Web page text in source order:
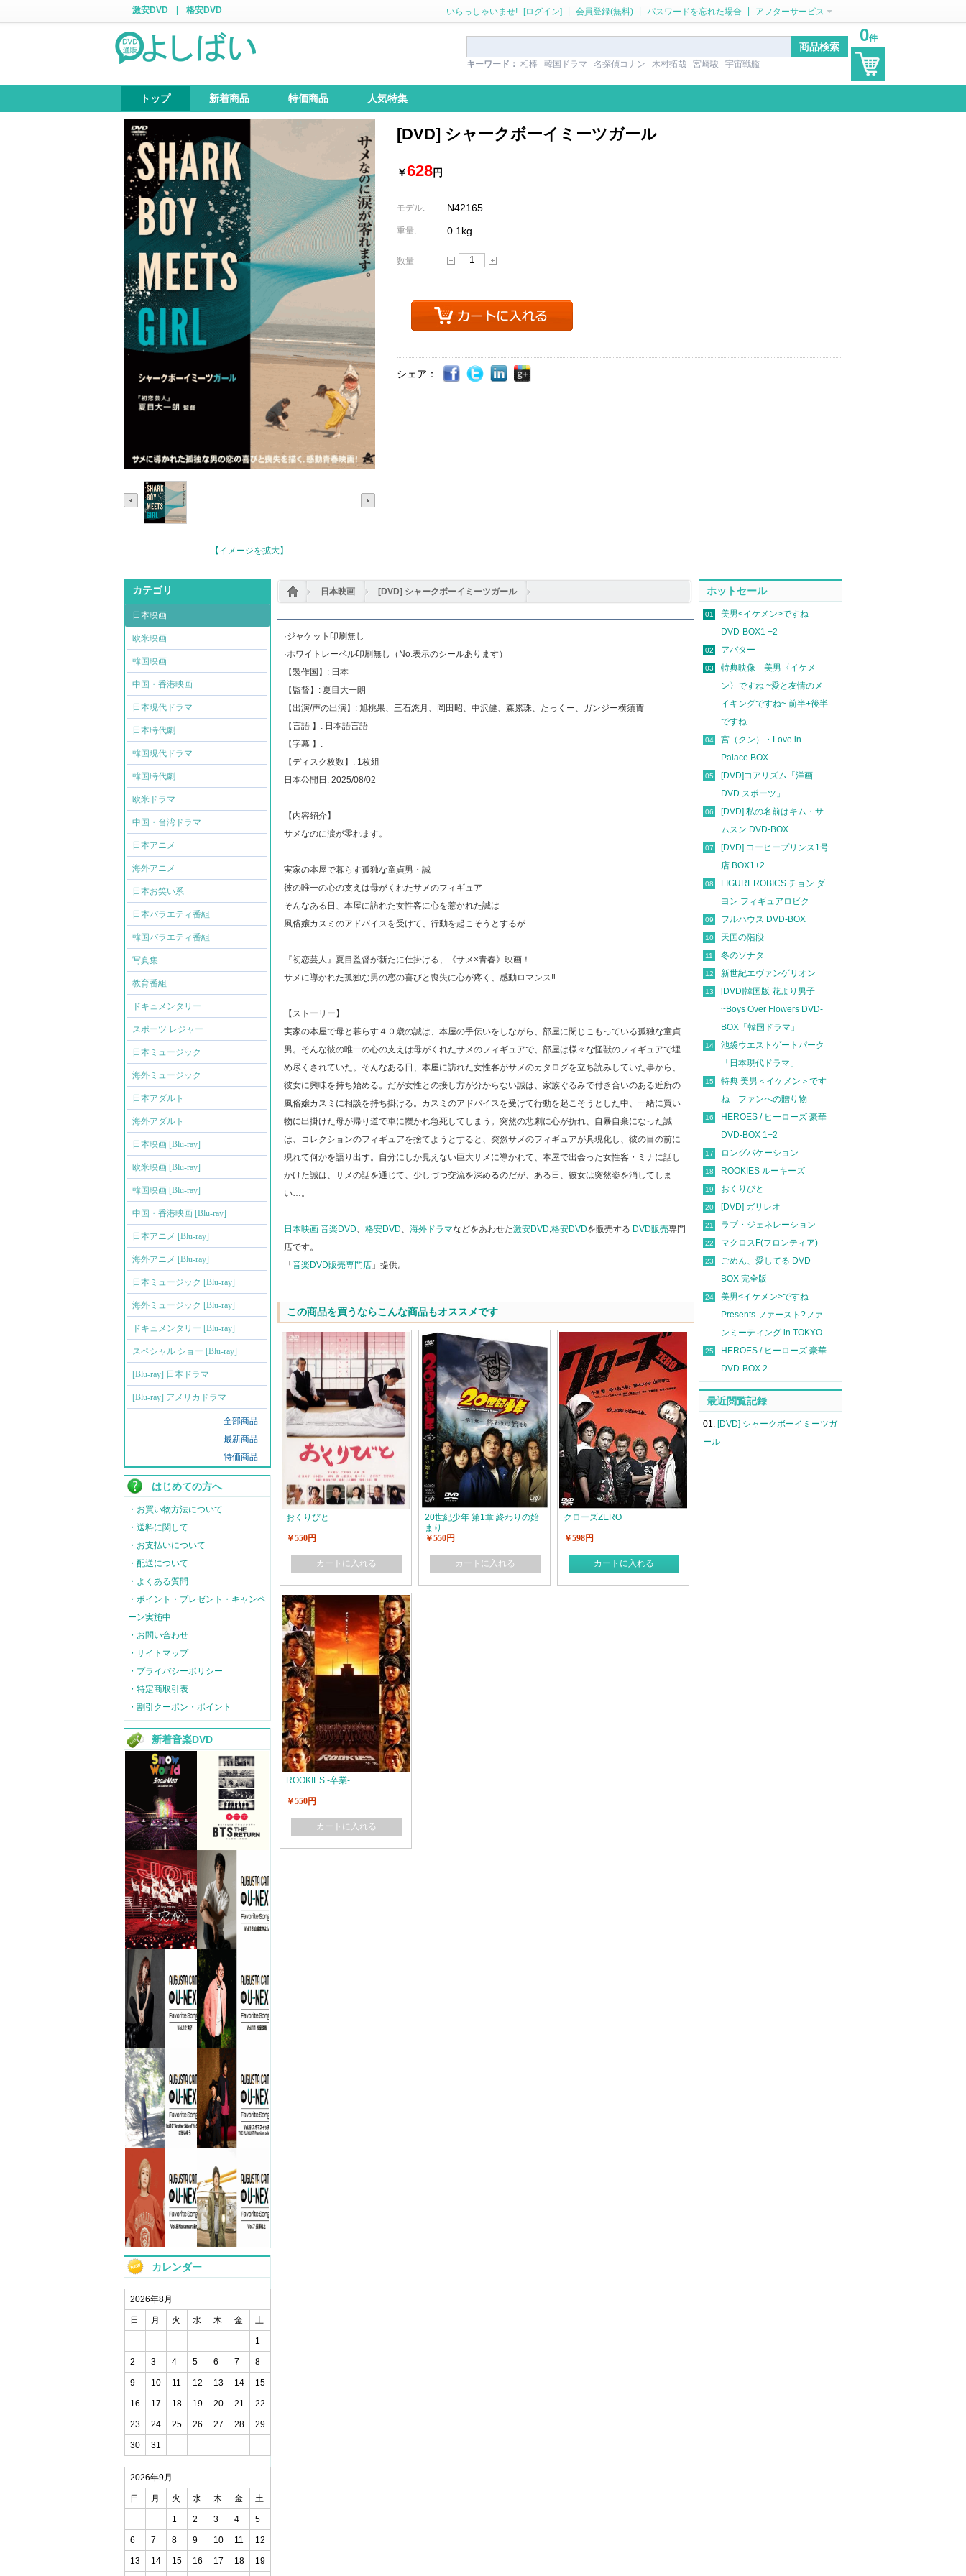
激安DVD 格安DVD いらっしゃいませ! [ログイン] 会員登録(無料) パスワードを忘れた場合 アフターサービス
キーワード： 相棒 韓国ドラマ 名探偵コナン 木村拓哉 宮崎駿 宇宙戦艦
トップ 新着商品 特価商品 人気特集
0件
【イメージを拡大】
[DVD] シャークボーイミーツガール
￥628円
モデル: N42165
重量: 0.1kg
数量
シェア：
カテゴリ
日本映画
欧米映画
韓国映画
中国・香港映画
日本現代ドラマ
日本時代劇
韓国現代ドラマ
韓国時代劇
欧米ドラマ
中国・台湾ドラマ
日本アニメ
海外アニメ
日本お笑い系
日本バラエティ番組
韓国バラエティ番組
写真集
教育番組
ドキュメンタリー
スポーツ レジャー
日本ミュージック
海外ミュージック
日本アダルト
海外アダルト
日本映画 [Blu-ray]
欧米映画 [Blu-ray]
韓国映画 [Blu-ray]
中国・香港映画 [Blu-ray]
日本アニメ [Blu-ray]
海外アニメ [Blu-ray]
日本ミュージック [Blu-ray]
海外ミュージック [Blu-ray]
ドキュメンタリー [Blu-ray]
スペシャル ショー [Blu-ray]
[Blu-ray] 日本ドラマ
[Blu-ray] アメリカドラマ
全部商品
最新商品
特価商品
はじめての方へ
・お買い物方法について
・送料に関して
・お支払いについて
・配送について
・よくある質問
・ポイント・プレゼント・キャンペ
ーン実施中
・お問い合わせ
・サイトマップ
・プライバシーポリシー
・特定商取引表
・割引クーポン・ポイント
新着音楽DVD
カレンダー
2026年8月
日 月 火 水 木 金 土
1
2 3 4 5 6 7 8
9 10 11 12 13 14 15
16 17 18 19 20 21 22
23 24 25 26 27 28 29
30 31
2026年9月
日 月 火 水 木 金 土
1 2 3 4 5
6 7 8 9 10 11 12
13 14 15 16 17 18 19
日本映画 [DVD] シャークボーイミーツガール
·ジャケット印刷無し
·ホワイトレーベル印刷無し（No.表示のシールあります）
【製作国】: 日本
【監督】: 夏目大一朗
【出演/声の出演】: 旭桃果、三石悠月、岡田昭、中沢健、森累珠、たっくー、ガンジー横須賀
【言語 】: 日本語言語
【字幕 】:
【ディスク枚数】: 1枚組
日本公開日: 2025/08/02
【内容紹介】
サメなのに涙が零れます。
実家の本屋で暮らす孤独な童貞男・誠
彼の唯一の心の支えは母がくれたサメのフィギュア
そんなある日、本屋に訪れた女性客に心を惹かれた誠は
風俗嬢カスミのアドバイスを受けて、行動を起こそうとするが…
『初恋芸人』夏目監督が新たに仕掛ける、《サメ×青春》映画！
サメに導かれた孤独な男の恋の喜びと喪失に心が疼く、感動ロマンス‼
【ストーリー】
実家の本屋で母と暮らす４０歳の誠は、本屋の手伝いをしながら、部屋に閉じこもっている孤独な童貞
男。そんな彼の唯一の心の支えは母がくれたサメのフィギュアで、部屋は様々な怪獣のフィギュアで埋
め尽くされていた。そんなある日、本屋に訪れた女性客がサメのカタログを立ち読みしていた事から、
彼女に興味を持ち始める。だが女性との接し方が分からない誠は、家族ぐるみで付き合いのある近所の
風俗嬢カスミに相談を持ち掛ける。カスミのアドバイスを受けて行動を起こそうとした中、一緒に買い
物に出掛けた母が帰り道で車に轢かれ急死してしまう。突然の悲劇に心が折れ、自暴自棄になった誠
は、コレクションのフィギュアを捨てようとすると、突然サメのフィギュアが具現化し、彼の目の前に
現れて何かを語り出す。自分にしか見えない巨大サメに導かれて、本屋で出会った女性客・ミナに話し
かけた誠は、サメの話を通じて、少しづつ交流を深めるのだが、ある日、彼女は突然姿を消してしま
い…。
日本映画 音楽DVD、 格安DVD、 海外ドラマなどをあわせた激安DVD,格安DVDを販売する DVD販売専門
店です。
「 音楽DVD販売専門店 」提供。
この商品を買うならこんな商品もオススメです
おくりびと
￥550円
カートに入れる
20世紀少年 第1章 終わりの始
まり
￥550円
カートに入れる
クローズZERO
￥598円
カートに入れる
ROOKIES -卒業-
￥550円
カートに入れる
ホットセール
01
美男<イケメン>ですね
DVD-BOX1 +2
02 アバター
03
特典映像 美男〈イケメ
ン〉ですね ~愛と友情のメ
イキングですね~ 前半+後半
ですね
04
宮（クン）・Love in
Palace BOX
05
[DVD]コアリズム「洋画
DVD スポーツ」
06
[DVD] 私の名前はキム・サ
ムスン DVD-BOX
07
[DVD] コーヒープリンス1号
店 BOX1+2
08
FIGUREROBICS チョン ダ
ヨン フィギュアロビク
09 フルハウス DVD-BOX
10 天国の階段
11 冬のソナタ
12 新世紀エヴァンゲリオン
13
[DVD]韓国版 花より男子
~Boys Over Flowers DVD-
BOX「韓国ドラマ」
14
池袋ウエストゲートパーク
「日本現代ドラマ」
15
特典 美男＜イケメン＞です
ね ファンへの贈り物
16
HEROES / ヒーローズ 豪華
DVD-BOX 1+2
17 ロングバケーション
18 ROOKIES ルーキーズ
19 おくりびと
20 [DVD] ガリレオ
21 ラブ・ジェネレーション
22 マクロスF(フロンティア)
23
ごめん、愛してる DVD-
BOX 完全版
24
美男<イケメン>ですね
Presents ファースト?ファ
ンミーティング in TOKYO
25
HEROES / ヒーローズ 豪華
DVD-BOX 2
最近閲覧記録
01. [DVD] シャークボーイミーツガ
ール